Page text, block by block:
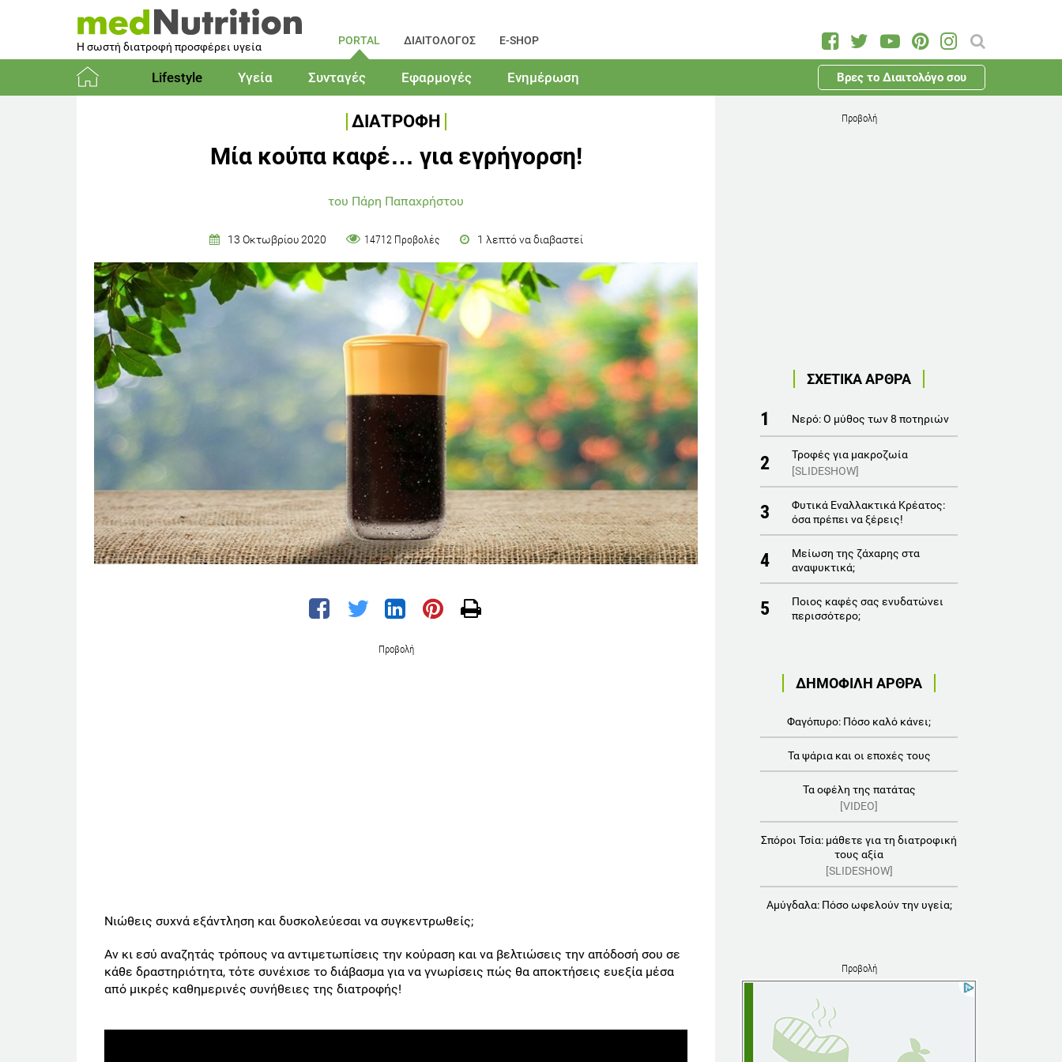
Η σωστή διατροφή προσφέρει υγεία PORTAL ΔΙΑΙΤΟΛΟΓΟΣ E-SHOP
Lifestyle Υγεία Συνταγές Εφαρμογές Ενημέρωση Βρες το Διαιτολόγο σου
ΔΙΑΤΡΟΦΗ
Μία κούπα καφέ… για εγρήγορση!
του Πάρη Παπαχρήστου
13 Οκτωβρίου 2020 14712 Προβολές 1 λεπτό να διαβαστεί
Προβολή
Νιώθεις συχνά εξάντληση και δυσκολεύεσαι να συγκεντρωθείς;
Αν κι εσύ αναζητάς τρόπους να αντιμετωπίσεις την κούραση και να βελτιώσεις την απόδοσή σου σε
κάθε δραστηριότητα, τότε συνέχισε το διάβασμα για να γνωρίσεις πώς θα αποκτήσεις ευεξία μέσα
από μικρές καθημερινές συνήθειες της διατροφής!
Προβολή
ΣΧΕΤΙΚΑ ΑΡΘΡΑ
1 Νερό: Ο μύθος των 8 ποτηριών
2
Τροφές για μακροζωία
[SLIDESHOW]
3
Φυτικά Εναλλακτικά Κρέατος:
όσα πρέπει να ξέρεις!
4
Mείωση της ζάχαρης στα
αναψυκτικά;
5
Ποιος καφές σας ενυδατώνει
περισσότερο;
ΔΗΜΟΦΙΛΗ ΑΡΘΡΑ
Φαγόπυρο: Πόσο καλό κάνει;
Τα ψάρια και οι εποχές τους
Τα οφέλη της πατάτας
[VIDEO]
Σπόροι Τσία: μάθετε για τη διατροφική
τους αξία
[SLIDESHOW]
Αμύγδαλα: Πόσο ωφελούν την υγεία;
Προβολή